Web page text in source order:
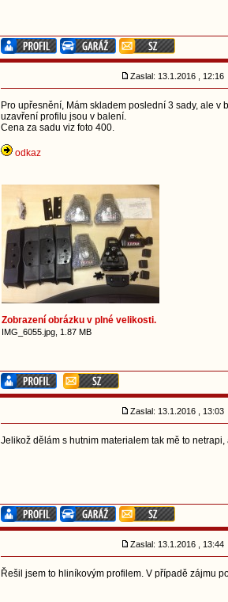
Zaslal: 13.1.2016 , 12:16
Pro upřesnění, Mám skladem poslední 3 sady, ale
uzavření profilu jsou v balení.
Cena za sadu viz foto 400.
odkaz
Zobrazení obrázku v plné velikosti.
IMG_6055.jpg, 1.87 MB
Zaslal: 13.1.2016 , 13:03
Jelikož dělám s hutnim materialem tak mě to
Zaslal: 13.1.2016 , 13:44
Řešil jsem to hliníkovým profilem. V případě zájmu